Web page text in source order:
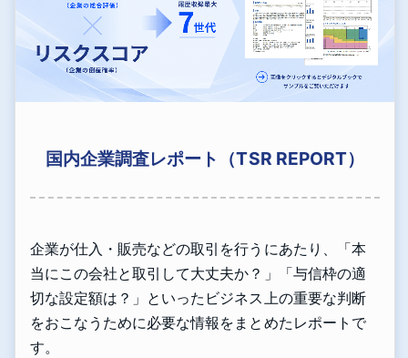
国内企業調査レポート（TSR REPORT）
企業が仕入・販売などの取引を行うにあたり、「本
当にこの会社と取引して大丈夫か？」「与信枠の適
切な設定額は？」といったビジネス上の重要な判断
をおこなうために必要な情報をまとめたレポートで
す。